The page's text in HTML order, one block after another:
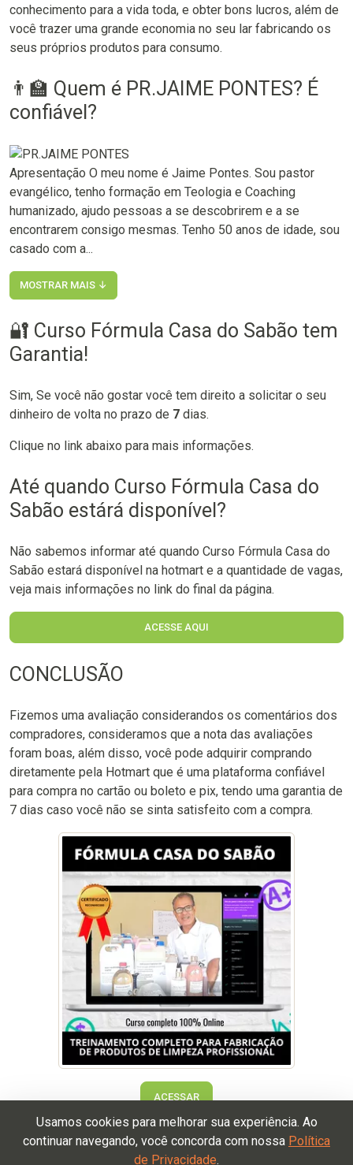
conhecimento para a vida toda, e obter bons lucros, além de
você trazer uma grande economia no seu lar fabricando os
seus próprios produtos para consumo.
👨‍🏫 Quem é PR.JAIME PONTES? É
confiável?
Apresentação O meu nome é Jaime Pontes. Sou pastor
evangélico, tenho formação em Teologia e Coaching
humanizado, ajudo pessoas a se descobrirem e a se
encontrarem consigo mesmas. Tenho 50 anos de idade, sou
casado com a...
MOSTRAR MAIS ↓
🔐 Curso Fórmula Casa do Sabão tem
Garantia!
Sim, Se você não gostar você tem direito a solicitar o seu
dinheiro de volta no prazo de 7 dias.
Clique no link abaixo para mais informações.
Até quando Curso Fórmula Casa do
Sabão estárá disponível?
Não sabemos informar até quando Curso Fórmula Casa do
Sabão estará disponível na hotmart e a quantidade de vagas,
veja mais informações no link do final da página.
ACESSE AQUI
CONCLUSÃO
Fizemos uma avaliação considerandos os comentários dos
compradores, consideramos que a nota das avaliações
foram boas, além disso, você pode adquirir comprando
diretamente pela Hotmart que é uma plataforma confiável
para compra no cartão ou boleto e pix, tendo uma garantia de
7 dias caso você não se sinta satisfeito com a compra.
Usamos cookies para melhorar sua experiência. Ao
continuar navegando, você concorda com nossa Política
de Privacidade.
ACESSAR